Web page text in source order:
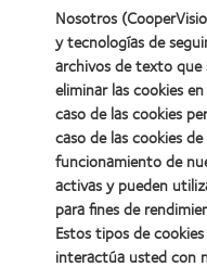
Nosotros
y tecnologías de
archivos de texto que
eliminar las cookies
caso de las cookies
caso de las cookies
funcionamiento de
activas y pueden
para fines de
Estos tipos de
interactúa usted con